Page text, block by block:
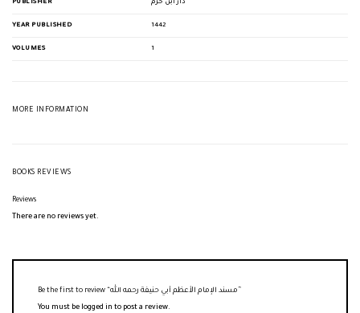
PUBLISHER دار ابن حزم
YEAR PUBLISHED 1442
VOLUMES 1
MORE INFORMATION
BOOKS REVIEWS
Reviews
There are no reviews yet.
You must be logged in to post a review.